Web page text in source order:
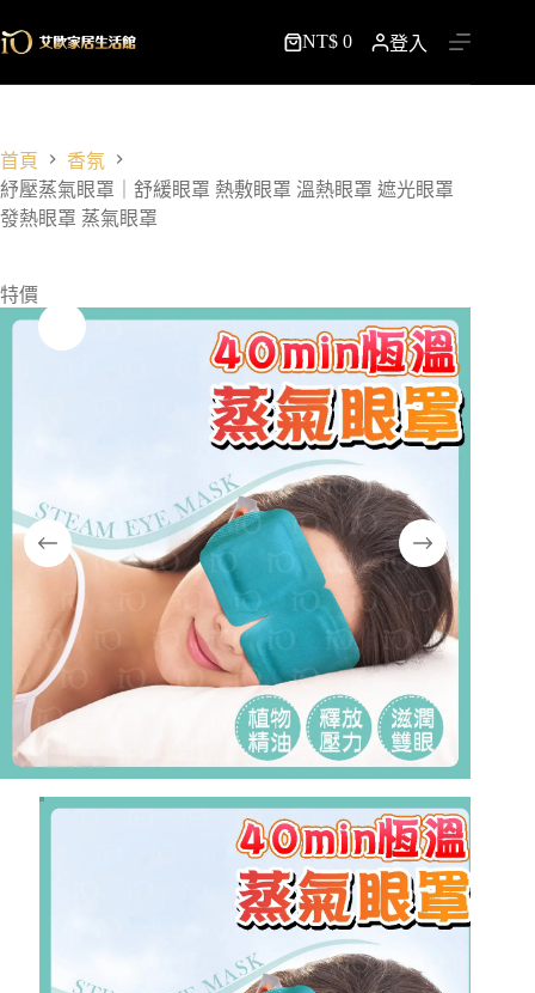
至
容
購
物
NT$ 0 登入
首頁
香氛
紓壓蒸氣眼罩｜舒緩眼罩 熱敷眼罩 溫熱眼罩 遮光眼罩
發熱眼罩 蒸氣眼罩
特價